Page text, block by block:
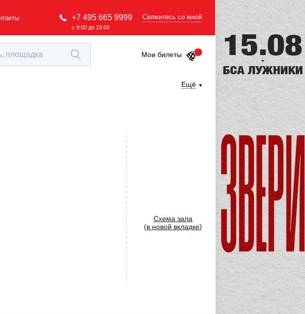
+7 495 665 9999
с 9:00 до 23:00
Свяжитесь со мной
Мои билеты
Ещё
Cхема зала
(в новой вкладке)